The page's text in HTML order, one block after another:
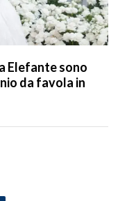
Elefante sono
da favola in